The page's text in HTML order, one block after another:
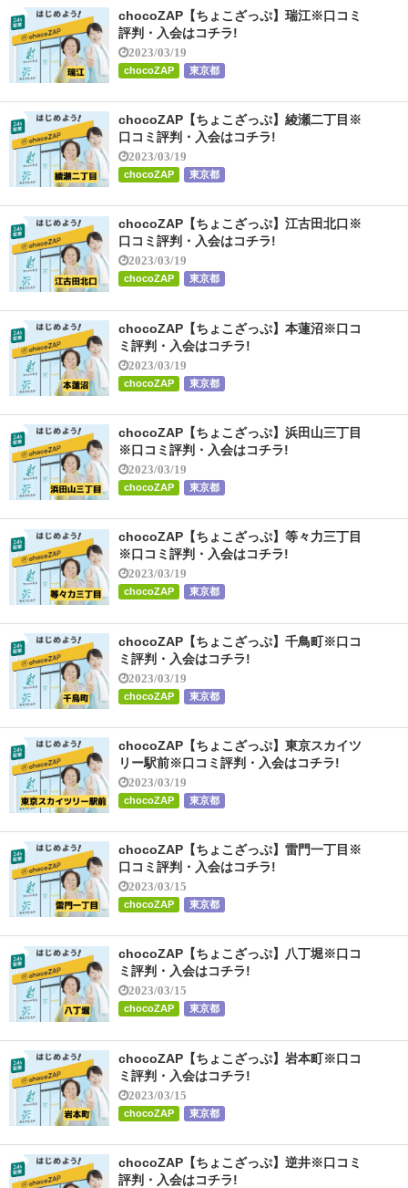
chocoZAP【ちょこざっぷ】瑞江※口コミ
評判・入会はコチラ!
2023/03/19
chocoZAP 東京都
chocoZAP【ちょこざっぷ】綾瀬二丁目※
口コミ評判・入会はコチラ!
2023/03/19
chocoZAP 東京都
chocoZAP【ちょこざっぷ】江古田北口※
口コミ評判・入会はコチラ!
2023/03/19
chocoZAP 東京都
chocoZAP【ちょこざっぷ】本蓮沼※口コ
ミ評判・入会はコチラ!
2023/03/19
chocoZAP 東京都
chocoZAP【ちょこざっぷ】浜田山三丁目
※口コミ評判・入会はコチラ!
2023/03/19
chocoZAP 東京都
chocoZAP【ちょこざっぷ】等々力三丁目
※口コミ評判・入会はコチラ!
2023/03/19
chocoZAP 東京都
chocoZAP【ちょこざっぷ】千鳥町※口コ
ミ評判・入会はコチラ!
2023/03/19
chocoZAP 東京都
chocoZAP【ちょこざっぷ】東京スカイツ
リー駅前※口コミ評判・入会はコチラ!
2023/03/19
chocoZAP 東京都
chocoZAP【ちょこざっぷ】雷門一丁目※
口コミ評判・入会はコチラ!
2023/03/15
chocoZAP 東京都
chocoZAP【ちょこざっぷ】八丁堀※口コ
ミ評判・入会はコチラ!
2023/03/15
chocoZAP 東京都
chocoZAP【ちょこざっぷ】岩本町※口コ
ミ評判・入会はコチラ!
2023/03/15
chocoZAP 東京都
chocoZAP【ちょこざっぷ】逆井※口コミ
評判・入会はコチラ!